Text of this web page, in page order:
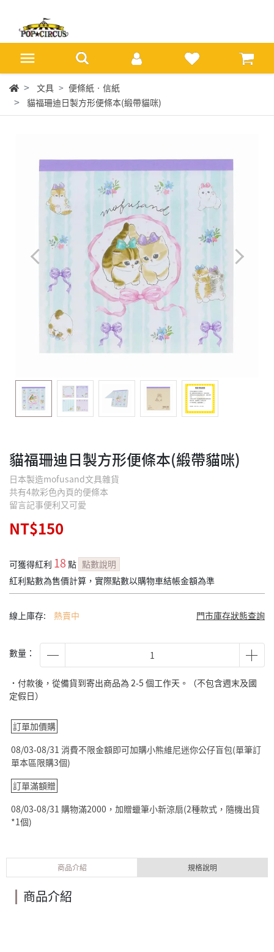
文具
便條紙‧信紙
貓福珊迪日製方形便條本(緞帶貓咪)
貓福珊迪日製方形便條本(緞帶貓咪)
日本製造mofusand文具雜貨
共有4款彩色內頁的便條本
留言記事便利又可愛
NT$150
可獲得紅利 18 點 點數說明
紅利點數為售價計算，實際點數以購物車結帳金額為準
線上庫存: 熱賣中 門市庫存狀態查詢
數量：
˙付款後，從備貨到寄出商品為 2-5 個工作天。（不包含週末及國
定假日）
訂單加價購
08/03-08/31 消費不限金額即可加購小熊維尼迷你公仔盲包(單筆訂
單本區限購3個)
訂單滿額贈
08/03-08/31 購物滿2000，加贈蠟筆小新涼扇(2種款式，隨機出貨
*1個)
商品介紹 規格說明
商品介紹